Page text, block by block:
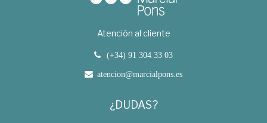
Atención al cliente
(+34) 91 304 33 03
atencion@marcialpons.es
¿DUDAS?